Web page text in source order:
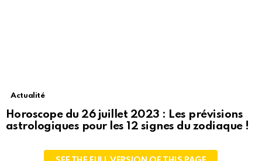
Actualité
Horoscope du 26 juillet 2023 : Les prévisions
astrologiques pour les 12 signes du zodiaque !